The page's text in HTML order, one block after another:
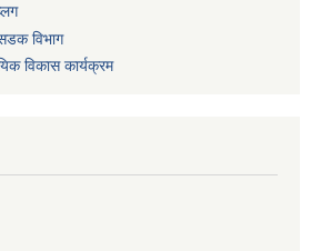
विभाग
विकास कार्यक्रम